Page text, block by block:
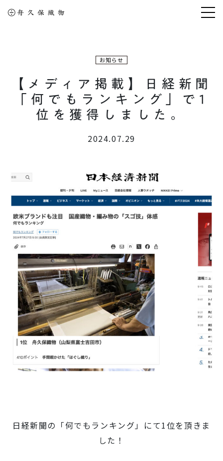
お知らせ
【メディア掲載】日経新聞
「何でもランキング」で1
位を獲得しました。
2024.07.29
日経新聞の「何でもランキング」にて1位を頂きま
した！